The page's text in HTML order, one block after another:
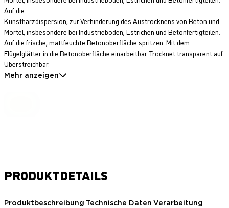
Auf die...
Kunstharzdispersion, zur Verhinderung des Austrocknens von Beton und
Mörtel, insbesondere bei Industrieböden, Estrichen und Betonfertigteilen.
Auf die frische, mattfeuchte Betonoberfläche spritzen. Mit dem
Flügelglätter in die Betonoberfläche einarbeitbar. Trocknet transparent auf.
Überstreichbar.
Mehr anzeigen
PRODUKTDETAILS
Produktbeschreibung Technische Daten Verarbeitung